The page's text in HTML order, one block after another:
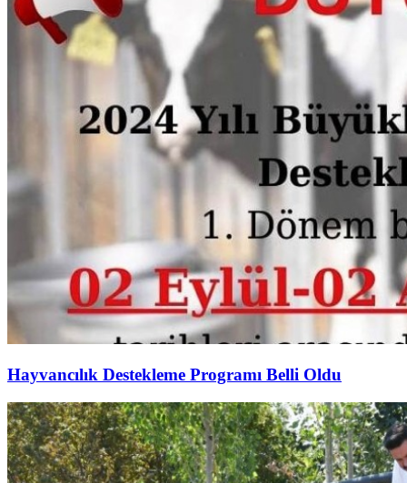
Hayvancılık Destekleme Programı Belli Oldu